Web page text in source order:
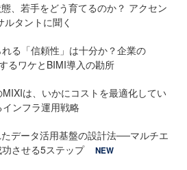
、若手をどう育てるのか？ アクセン
タントに聞く
る「信頼性」は十分か？企業の
るワケとBIMI導入の勘所
は、いかにコストを最適化してい
ンフラ運用戦略
データ活用基盤の設計法──マルチエ
させる5ステップ
NEW